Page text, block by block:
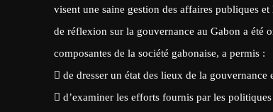
visent une saine gestion des affaires publiques
de réflexion sur la gouvernance au Gabon a été
composantes de la société gabonaise, a permis :
 de dresser un état des lieux de la
 d’examiner les efforts fournis par les